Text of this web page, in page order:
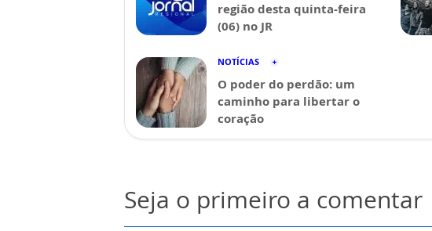
região desta quinta-feira
(06) no JR
NOTÍCIAS
O poder do perdão: um
caminho para libertar o
coração
Seja o primeiro a comentar